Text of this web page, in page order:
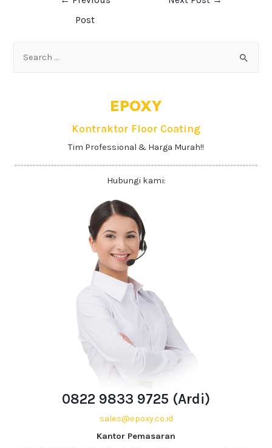
Post
EPOXY
Kontraktor Floor Coating
Tim Professional & Harga Murah!!
Hubungi kami:
0822 9833 9725 (Ardi)
sales@epoxy.co.id
Kantor Pemasaran